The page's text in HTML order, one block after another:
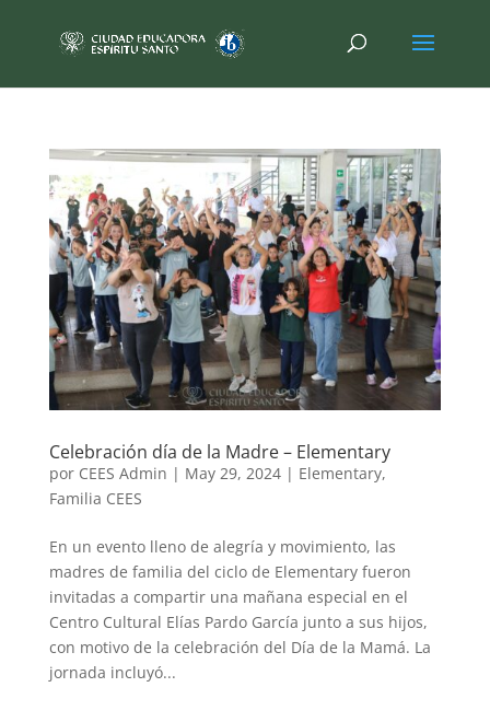
Celebración día de la Madre – Elementary
por CEES Admin | May 29, 2024| Elementary,
Familia CEES
En un evento lleno de alegría y movimiento, las
madres de familia del ciclo de Elementary fueron
invitadas a compartir una mañana especial en el
Centro Cultural Elías Pardo García junto a sus hijos,
con motivo de la celebración del Día de la Mamá. La
jornada incluyó...